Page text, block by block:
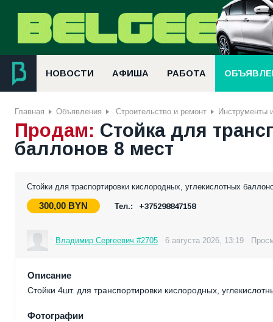
НОВОСТИ АФИША РАБОТА
Главная Объявления Строительство и ремонт Инструменты
Продам: Стойка для
баллонов 8 мест
Стойки для траспортировки кислородных, углекислотных
300,00 BYN Тел.: +375298847158
Владимир Сергеевич #2705 6 августа 2026, 13:19
Описание
Стойки 4шт. для транспортировки кислородных,
Фотографии